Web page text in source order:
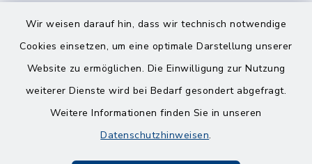
Wir weisen darauf hin, dass wir technisch notwendige
Cookies einsetzen, um eine optimale Darstellung unserer
Website zu ermöglichen. Die Einwilligung zur Nutzung
weiterer Dienste wird bei Bedarf gesondert abgefragt.
Weitere Informationen finden Sie in unseren
Datenschutzhinweisen.
Barrierefreiheit